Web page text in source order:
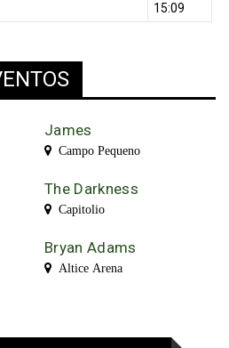
15:09
James
Campo Pequeno
The Darkness
Capitolio
Bryan Adams
Altice Arena